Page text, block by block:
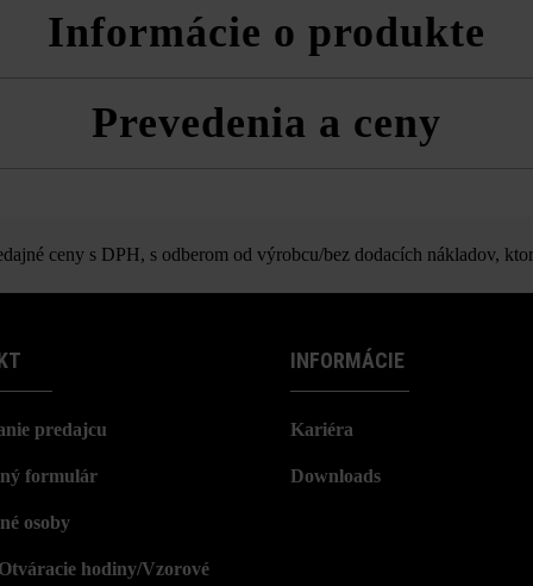
Informácie o produkte
Prevedenia a ceny
ceny s DPH, s odberom od výrobcu/bez dodacích nákladov,
predajcu
formulár
osoby
hodiny/Vzorové
INFORMÁCIE
Kariéra
Downloads